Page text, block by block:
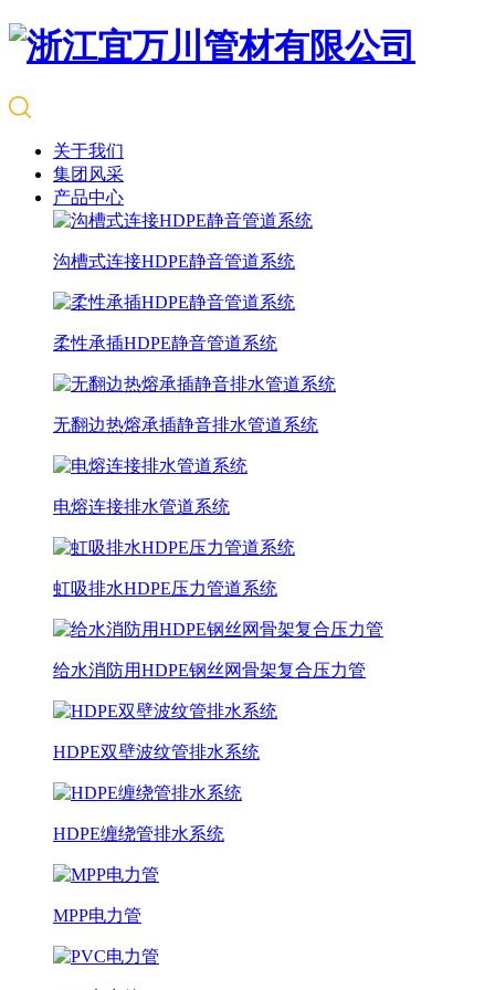
关于我们
集团风采
产品中心
沟槽式连接HDPE静音管道系统
柔性承插HDPE静音管道系统
无翻边热熔承插静音排水管道系统
电熔连接排水管道系统
虹吸排水HDPE压力管道系统
给水消防用HDPE钢丝网骨架复合压力管
HDPE双壁波纹管排水系统
HDPE缠绕管排水系统
MPP电力管